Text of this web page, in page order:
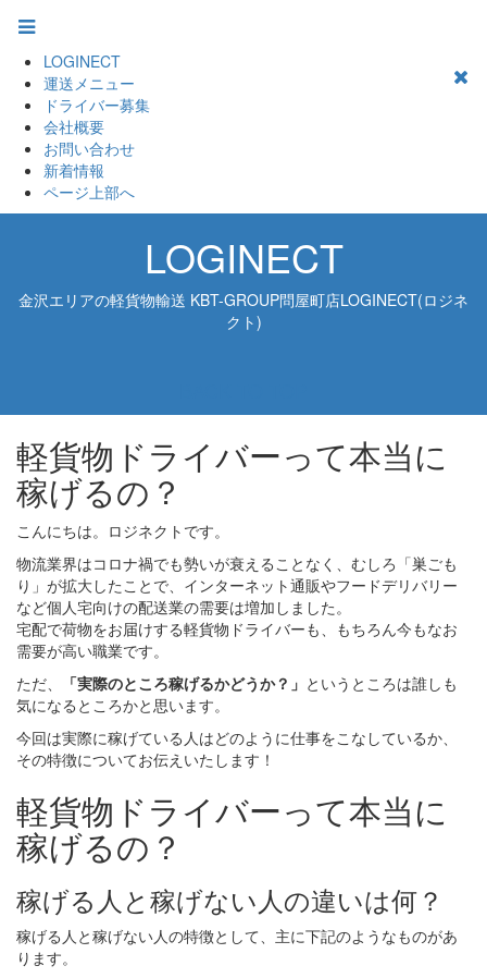
LOGINECT
運送メニュー
ドライバー募集
会社概要
お問い合わせ
新着情報
ページ上部へ
LOGINECT
金沢エリアの軽貨物輸送 KBT-GROUP問屋町店LOGINECT(ロジネ
クト)
軽貨物ドライバーって本当に
稼げるの？
こんにちは。ロジネクトです。
物流業界はコロナ禍でも勢いが衰えることなく、むしろ「巣ごも
り」が拡大したことで、インターネット通販やフードデリバリー
など個人宅向けの配送業の需要は増加しました。
宅配で荷物をお届けする軽貨物ドライバーも、もちろん今もなお
需要が高い職業です。
ただ、
「実際のところ稼げるかどうか？」 というところは誰しも
気になるところかと思います。
今回は実際に稼げている人はどのように仕事をこなしているか、
その特徴についてお伝えいたします！
軽貨物ドライバーって本当に
稼げるの？
稼げる人と稼げない人の違いは何？
稼げる人と稼げない人の特徴として、主に下記のようなものがあ
ります。